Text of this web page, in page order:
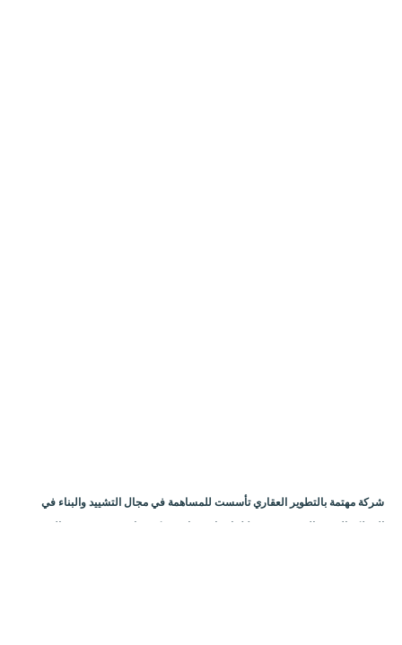
شركة مهتمة بالتطوير العقاري تأسست للمساهمة في مجال التشييد والبناء في
المملكة العربية السعودية من خلال إنشاء مشاريع سكنية ذات قيمة وجودة عالية